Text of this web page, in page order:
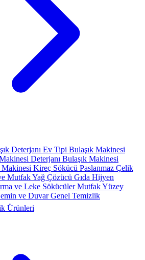
Deterjanı Ev Tipi Bulaşık Makinesi
Deterjanı Bulaşık Makinesi
Makinesi Kireç Sökücü Paslanmaz Çelik
Mutfak Yağ Çözücü Gıda Hijyen
ve Leke SökücülerMutfak Yüzey
ve Duvar Genel Temizlik
Ürünleri